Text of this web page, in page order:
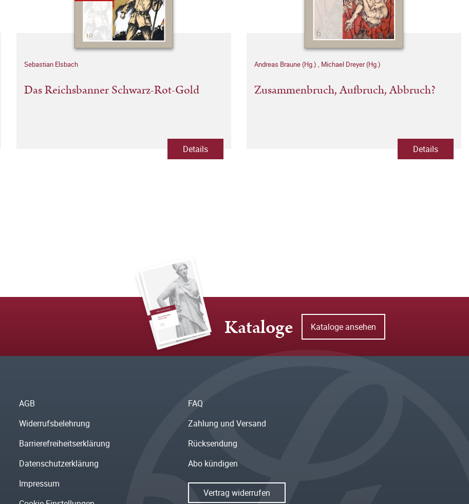
Sebastian Elsbach
Das Reichsbanner Schwarz-Rot-Gold
Details
Andreas Braune (Hg.) , Michael Dreyer (Hg.)
Zusammenbruch, Aufbruch, Abbruch?
Details
Kataloge Kataloge ansehen
AGB
Widerrufsbelehrung
Barrierefreiheitserklärung
Datenschutzerklärung
Impressum
FAQ
Zahlung und Versand
Rücksendung
Abo kündigen
Vertrag widerrufen